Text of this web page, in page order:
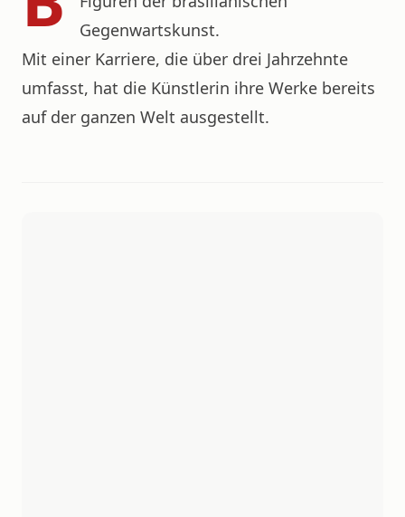
Gegenwartskunst.
Mit einer Karriere, die über drei Jahrzehnte
umfasst, hat die Künstlerin ihre Werke bereits
auf der ganzen Welt ausgestellt.